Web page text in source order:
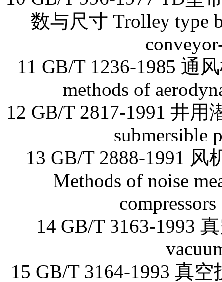
数与尺寸 Trolley type
11 GB/T 1236-1985 通
methods of
12 GB/T 2817-1991 井用
submersible
13 GB/T 2888-1991
Methods of noise
14 GB/T 3163-1993
15 GB/T 3164-1993 真